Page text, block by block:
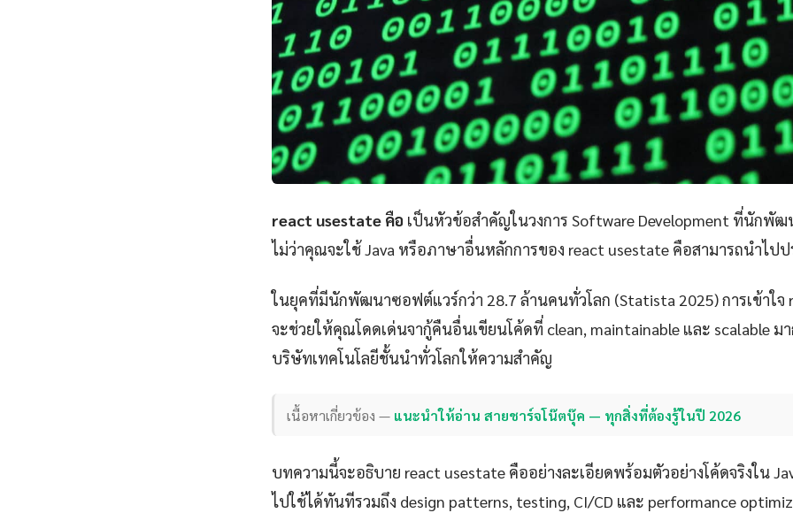
react usestate คือ เป็นหัวข้อสำคัญในวงการ Software Development ที่นักพัฒ
ไม่ว่าคุณจะใช้ Java หรือภาษาอื่นหลักการของ react usestate คือสามารถนำไป
ในยุคที่มีนักพัฒนาซอฟต์แวร์กว่า 28.7 ล้านคนทั่วโลก (Statista 2025) การเข้าใจ
จะช่วยให้คุณโดดเด่นจากู้คืนอื่นเขียนโค้ดที่ clean, maintainable และ scalable ม
บริษัทเทคโนโลยีชั้นนำทั่วโลกให้ความสำคัญ
เนื้อหาเกี่ยวข้อง — แนะนำให้อ่าน สายชาร์จโน๊ตบุ๊ค — ทุกสิ่งที่ต้องรู้ในปี 2026
บทความนี้จะอธิบาย react usestate คืออย่างละเอียดพร้อมตัวอย่างโค้ดจริงใน
ไปใช้ได้ทันทีรวมถึง design patterns, testing, CI/CD และ performance